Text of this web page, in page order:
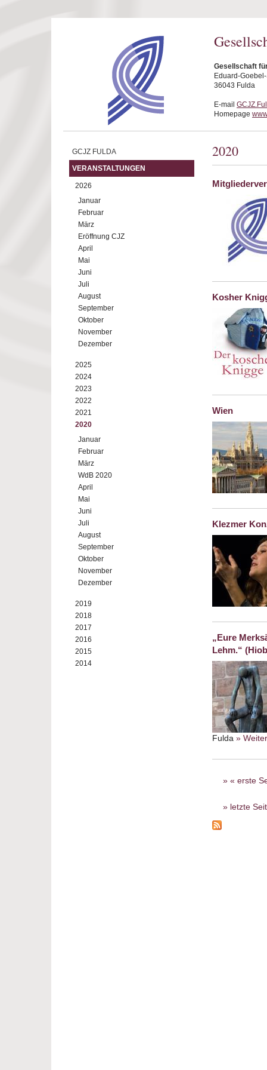
Gesellschaft
Eduard-
36043 Fulda
E-mail
Homepage
GCJZ FULDA
VERANSTALTUNGEN
2026
Januar
Februar
März
Eröffnung CJZ
April
Mai
Juni
Juli
August
September
Oktober
November
Dezember
2025
2024
2023
2022
2021
2020
Januar
Februar
März
WdB 2020
April
Mai
Juni
Juli
August
September
Oktober
November
Dezember
2019
2018
2017
2016
2015
2014
2020
Kosher
Wien
Klezmer
„Eure
Lehm.“
Fulda »
Seiten
« erste
letzte